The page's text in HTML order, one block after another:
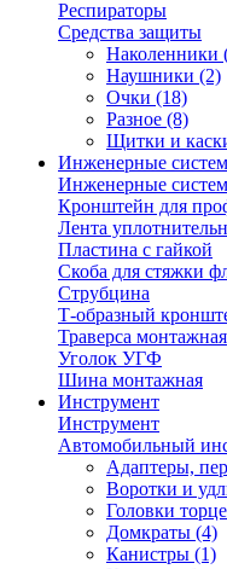
Респираторы
Средства защиты
Наколенники
Наушники (2)
Очки (18)
Разное (8)
Щитки и
Инженерные
Инженерные
Кронштейн для
Лента
Пластина с гайкой
Скоба для стяжки
Струбцина
Т-образный
Траверса монтажная
Уголок УГФ
Шина монтажная
Инструмент
Инструмент
Автомобильный
Адаптеры,
Воротки и
Головки
Домкраты (4)
Канистры (1)